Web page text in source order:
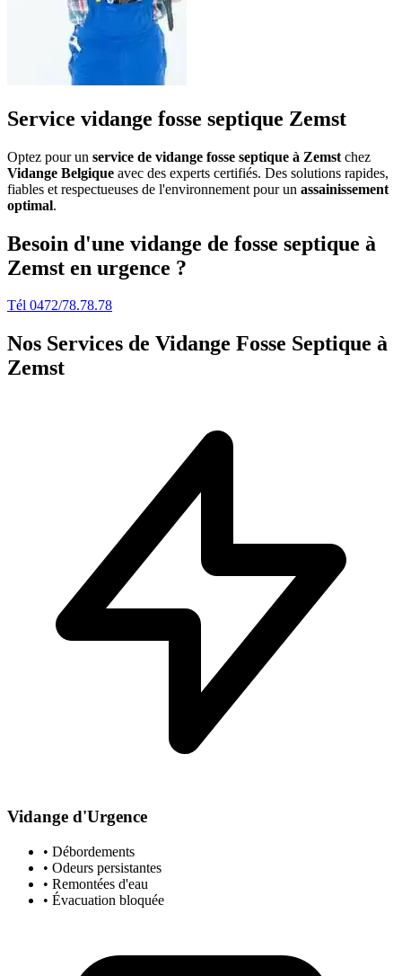
Service vidange fosse septique Zemst
Optez pour un service de vidange fosse septique à Zemst chez
Vidange Belgique avec des experts certifiés. Des solutions rapides,
fiables et respectueuses de l'environnement pour un assainissement
optimal.
Besoin d'une vidange de fosse septique à
Zemst en urgence ?
Tél 0472/78.78.78
Nos Services de Vidange Fosse Septique à
Zemst
Vidange d'Urgence
• Débordements
• Odeurs persistantes
• Remontées d'eau
• Évacuation bloquée